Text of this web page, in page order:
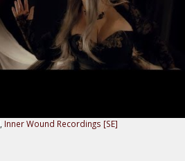
Inner Wound Recordings [SE]